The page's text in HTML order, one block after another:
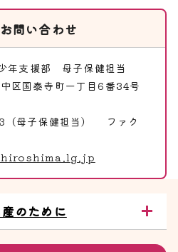
お問い合わせ
年支援部 母子保健担当
国泰寺町一丁目6番34号
母子保健担当） ファク
のために